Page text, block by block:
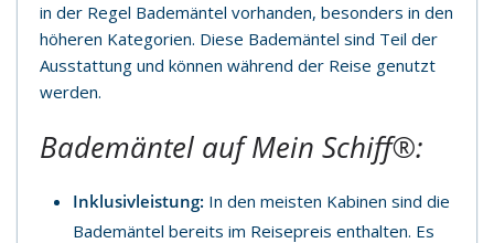
in der Regel Bademäntel vorhanden, besonders in den
höheren Kategorien. Diese Bademäntel sind Teil der
Ausstattung und können während der Reise genutzt
werden.
Bademäntel aufMein Schiff®:
Inklusivleistung: In den meisten Kabinen sind die
Bademäntel bereits im Reisepreis enthalten. Es